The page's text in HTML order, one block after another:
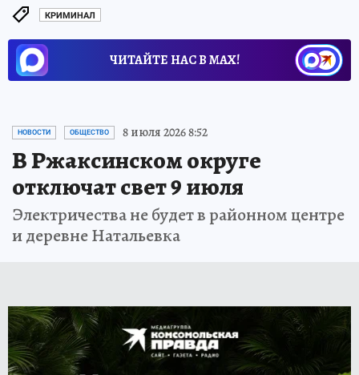
КРИМИНАЛ
ЧИТАЙТЕ НАС В МАХ!
НОВОСТИ ОБЩЕСТВО 8 июля 2026 8:52
В Ржаксинском округе
отключат свет 9 июля
Электричества не будет в районном центре
и деревне Натальевка